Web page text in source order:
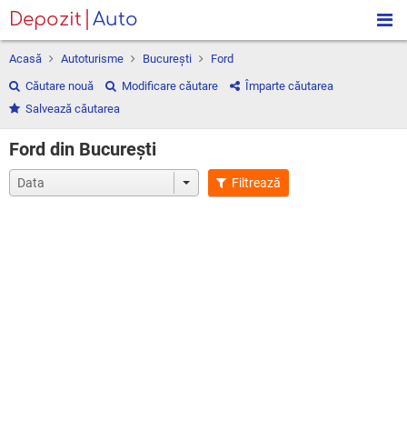
Depozit Auto
Acasă Autoturisme Bucureşti
Ford
Căutare nouă
Modificare căutare
Împarte căutarea
Salvează căutarea
Ford din Bucureşti
Filtrează